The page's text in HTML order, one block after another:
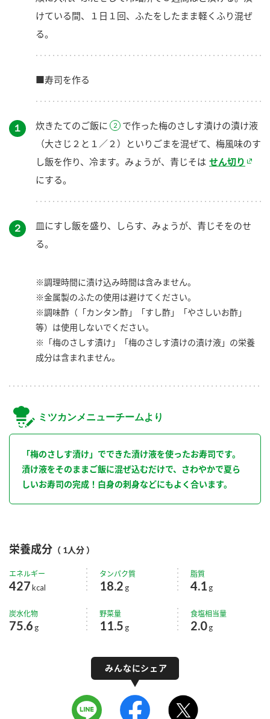
けている間、１日１回、ふたをしたまま軽くふり混ぜ
る。
■寿司を作る
１ 炊きたてのご飯に
で作った梅のさしす漬けの漬け液
（大さじ２と１／２）といりごまを混ぜて、梅風味のす
し飯を作り、冷ます。みょうが、青じそは せん切り
にする。
２
皿にすし飯を盛り、しらす、みょうが、青じそをのせ
る。
※調理時間に漬け込み時間は含みません。
※金属製のふたの使用は避けてください。
※調味酢（「カンタン酢」「すし酢」「やさしいお酢」
等）は使用しないでください。
※「梅のさしす漬け」「梅のさしす漬けの漬け液」の栄養
成分は含まれません。
ミツカンメニューチームより
「梅のさしす漬け」でできた漬け液を使ったお寿司です。
漬け液をそのままご飯に混ぜ込むだけで、さわやかで夏ら
しいお寿司の完成！白身の刺身などにもよく合います。
栄養成分 （ 1人分 ）
エネルギー
427kcal
タンパク質
18.2 g
脂質
4.1 g
炭水化物
75.6 g
野菜量
11.5 g
食塩相当量
2.0 g